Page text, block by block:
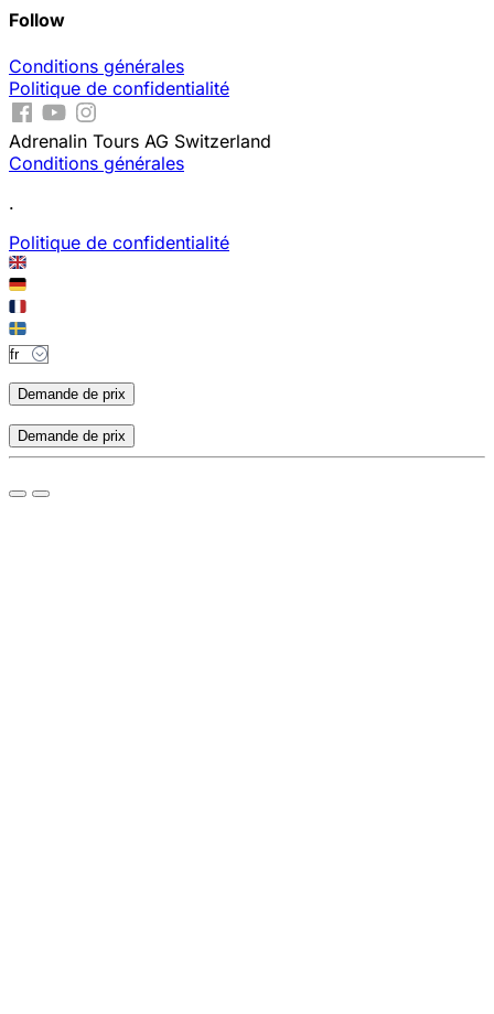
Follow
Conditions générales
Politique de confidentialité
Adrenalin Tours AG Switzerland
Conditions générales
.
Politique de confidentialité
Demande de prix
Demande de prix